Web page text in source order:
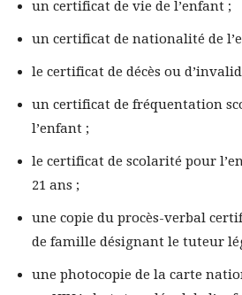
un certificat de vie de l’enfant ;
un certificat de nationalité de
le certificat de décès ou
un certificat de fréquentation
l’enfant ;
le certificat de scolarité pour
21 ans ;
une copie du procès-verbal
de famille désignant le tuteur
une photocopie de la carte